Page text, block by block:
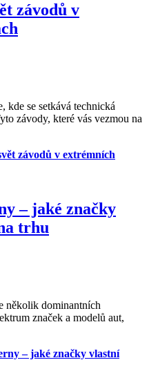
závodů v
kde se setkává technická
závody, které vás vezmou na
závodů v extrémních
– jaké značky
trhu
několik dominantních
značek a modelů aut,
– jaké značky vlastní